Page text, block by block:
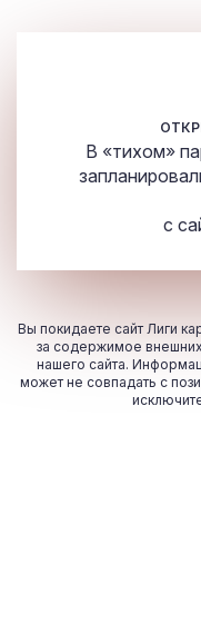
В «тихом»
с
Вы покидаете сайт Лиги
за содержимое
нашего сайта.
может не совпадать с